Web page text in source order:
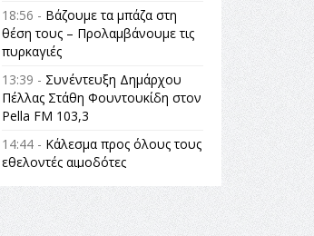
18:56 - Βάζουμε τα μπάζα στη
θέση τους – Προλαμβάνουμε τις
πυρκαγιές
13:39 - Συνέντευξη Δημάρχου
Πέλλας Στάθη Φουντουκίδη στον
Pella FM 103,3
14:44 - Κάλεσμα προς όλους τους
εθελοντές αιμοδότες
14:23 -Όλη η Ελλάδα ένας
πολιτισμός Μουσική
εγκατάσταση Πόλεμος και